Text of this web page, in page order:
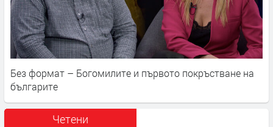
Без формат – Богомилите и първото покръстване на
българите
Четени